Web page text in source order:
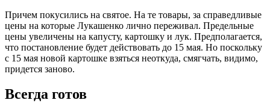
Причем покусились на святое. На те товары, за справедливые
цены на которые Лукашенко лично переживал. Предельные
цены увеличены на капусту, картошку и лук. Предполагается,
что постановление будет действовать до 15 мая. Но поскольку
с 15 мая новой картошке взяться неоткуда, смягчать, видимо,
придется заново.
Всегда готов